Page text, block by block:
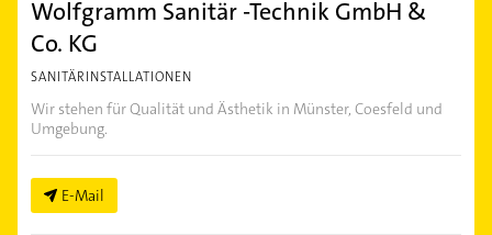
Wolfgramm Sanitär -Technik GmbH &
Co. KG
SANITÄRINSTALLATIONEN
Wir stehen für Qualität und Ästhetik in Münster, Coesfeld und
Umgebung.
E-Mail